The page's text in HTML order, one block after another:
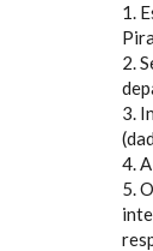
1.
2.
3.
4.
5.